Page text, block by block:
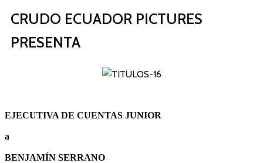
CRUDO ECUADOR PICTURES
PRESENTA
EJECUTIVA DE CUENTAS JUNIOR
a
BENJAMÍN SERRANO